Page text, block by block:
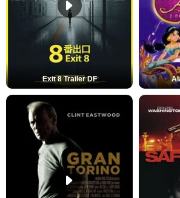
Exit 8 Trailer DF